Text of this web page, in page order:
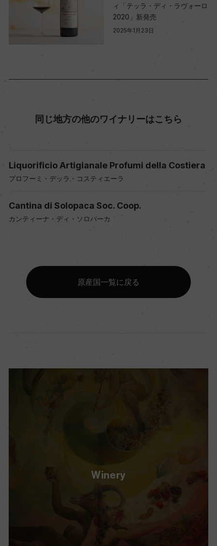
ィ「テッラ・ディ・ラヴォーロ
2020」新発売
2025年1月23日
同じ地方の他のワイナリーはこちら
Liquorificio Artigianale Profumi della Costiera
プロフーミ・デッラ・コスティエーラ
Cantina di Solopaca Soc. Coop.
カンティーナ・ディ・ソロパーカ
原産国一覧に戻る
Winery